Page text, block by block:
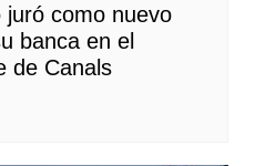
juró como nuevo
banca en el
de Canals